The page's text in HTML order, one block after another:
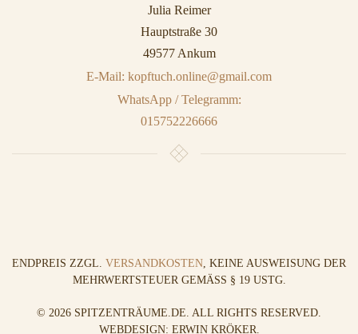
Julia Reimer
Hauptstraße 30
49577 Ankum
E-Mail: kopftuch.online@gmail.com
WhatsApp / Telegramm:
015752226666
ENDPREIS ZZGL. VERSANDKOSTEN, KEINE AUSWEISUNG DER
MEHRWERTSTEUER GEMÄSS § 19 USTG.
© 2026 SPITZENTRÄUME.DE. ALL RIGHTS RESERVED.
WEBDESIGN: ERWIN KRÖKER.